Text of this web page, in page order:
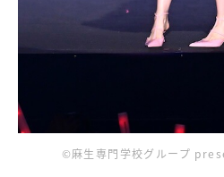
©麻生専門学校グループ